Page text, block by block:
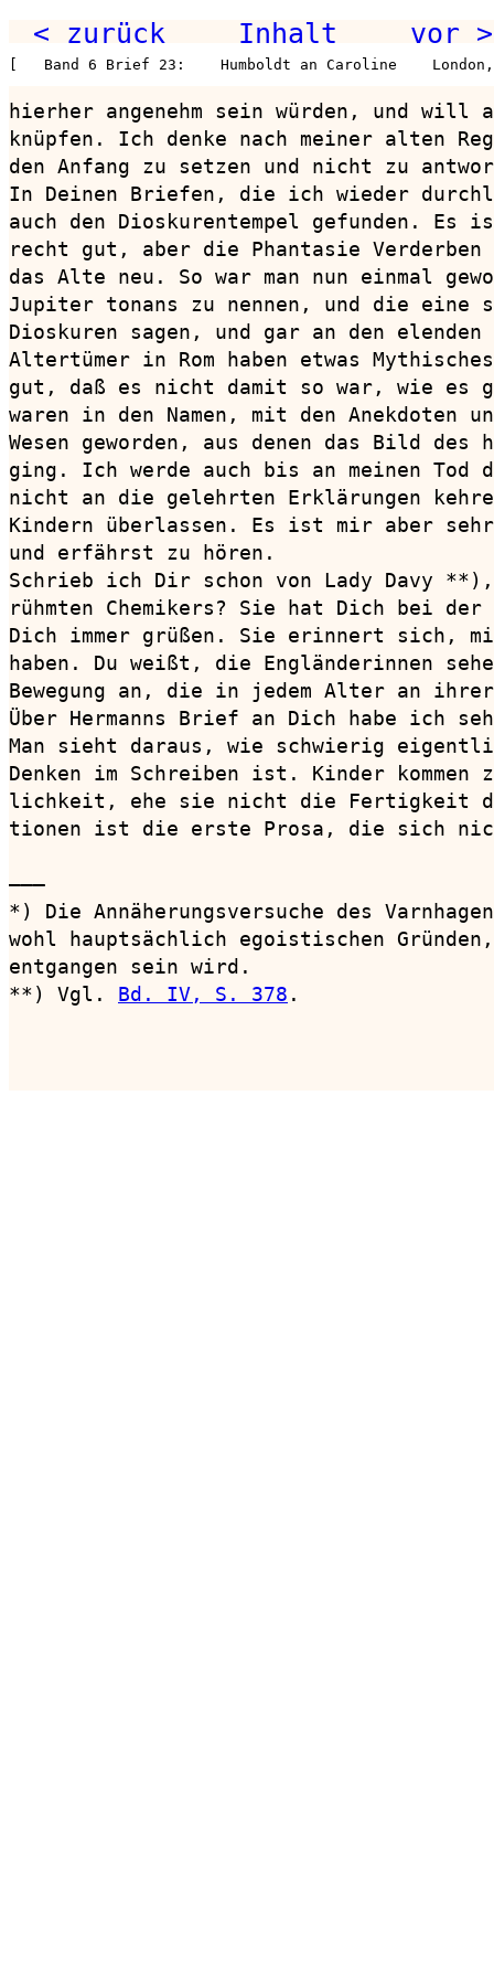
< zurück Inhalt vor >
[   Band 6 Brief 23:    Humboldt an Caroline
hierher angenehm sein würden, und will
knüpfen. Ich denke nach meiner alten
den Anfang zu setzen und nicht zu
In Deinen Briefen, die ich wieder
auch den Dioskurentempel gefunden. Es
recht gut, aber die Phantasie Verderben
das Alte neu. So war man nun einmal
Jupiter tonans zu nennen, und die eine
Dioskuren sagen, und gar an den
Altertümer in Rom haben etwas
gut, daß es nicht damit so war, wie es
waren in den Namen, mit den Anekdoten
Wesen geworden, aus denen das Bild des
ging. Ich werde auch bis an meinen Tod
nicht an die gelehrten Erklärungen
Kindern überlassen. Es ist mir aber
und erfährst zu hören.
Schrieb ich Dir schon von Lady Davy
rühmten Chemikers? Sie hat Dich bei
Dich immer grüßen. Sie erinnert sich,
haben. Du weißt, die Engländerinnen
Bewegung an, die in jedem Alter an
Über Hermanns Brief an Dich habe ich
Man sieht daraus, wie schwierig
Denken im Schreiben ist. Kinder
lichkeit, ehe sie nicht die Fertigkeit
tionen ist die erste Prosa, die sich
———
*) Die Annäherungsversuche des
wohl hauptsächlich egoistischen
entgangen sein wird.
**) Vgl. Bd. IV, S. 378 .